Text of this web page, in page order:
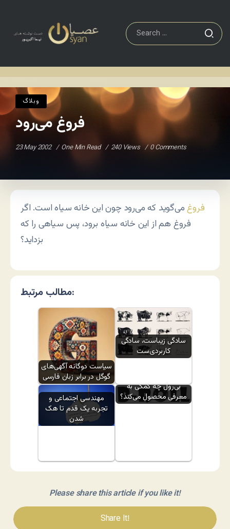
وبلاگ
فروغ می‌رود
23 May 2002 One Min Read 240 Views 0 Comments
فروغمی‌گوید که می‌رود چون این خانه سیاه است. اگر
فروغ هم از این خانه سیاه برود، پس سیاهی را که
بزداید؟
مطالب مرتبط:
سیاست دوگانه آگهی‌های
گوگل در برابر زبان فارسی
سادگی زیباست، سادگی
کاربردی‌ست
مهندسی اجتماعی و
تجربه یک قدم تا هک
شدن
بی‌رول چه کمکی به
معرفی محصول می‌کند؟
Please share this article if you like it!
Share It!